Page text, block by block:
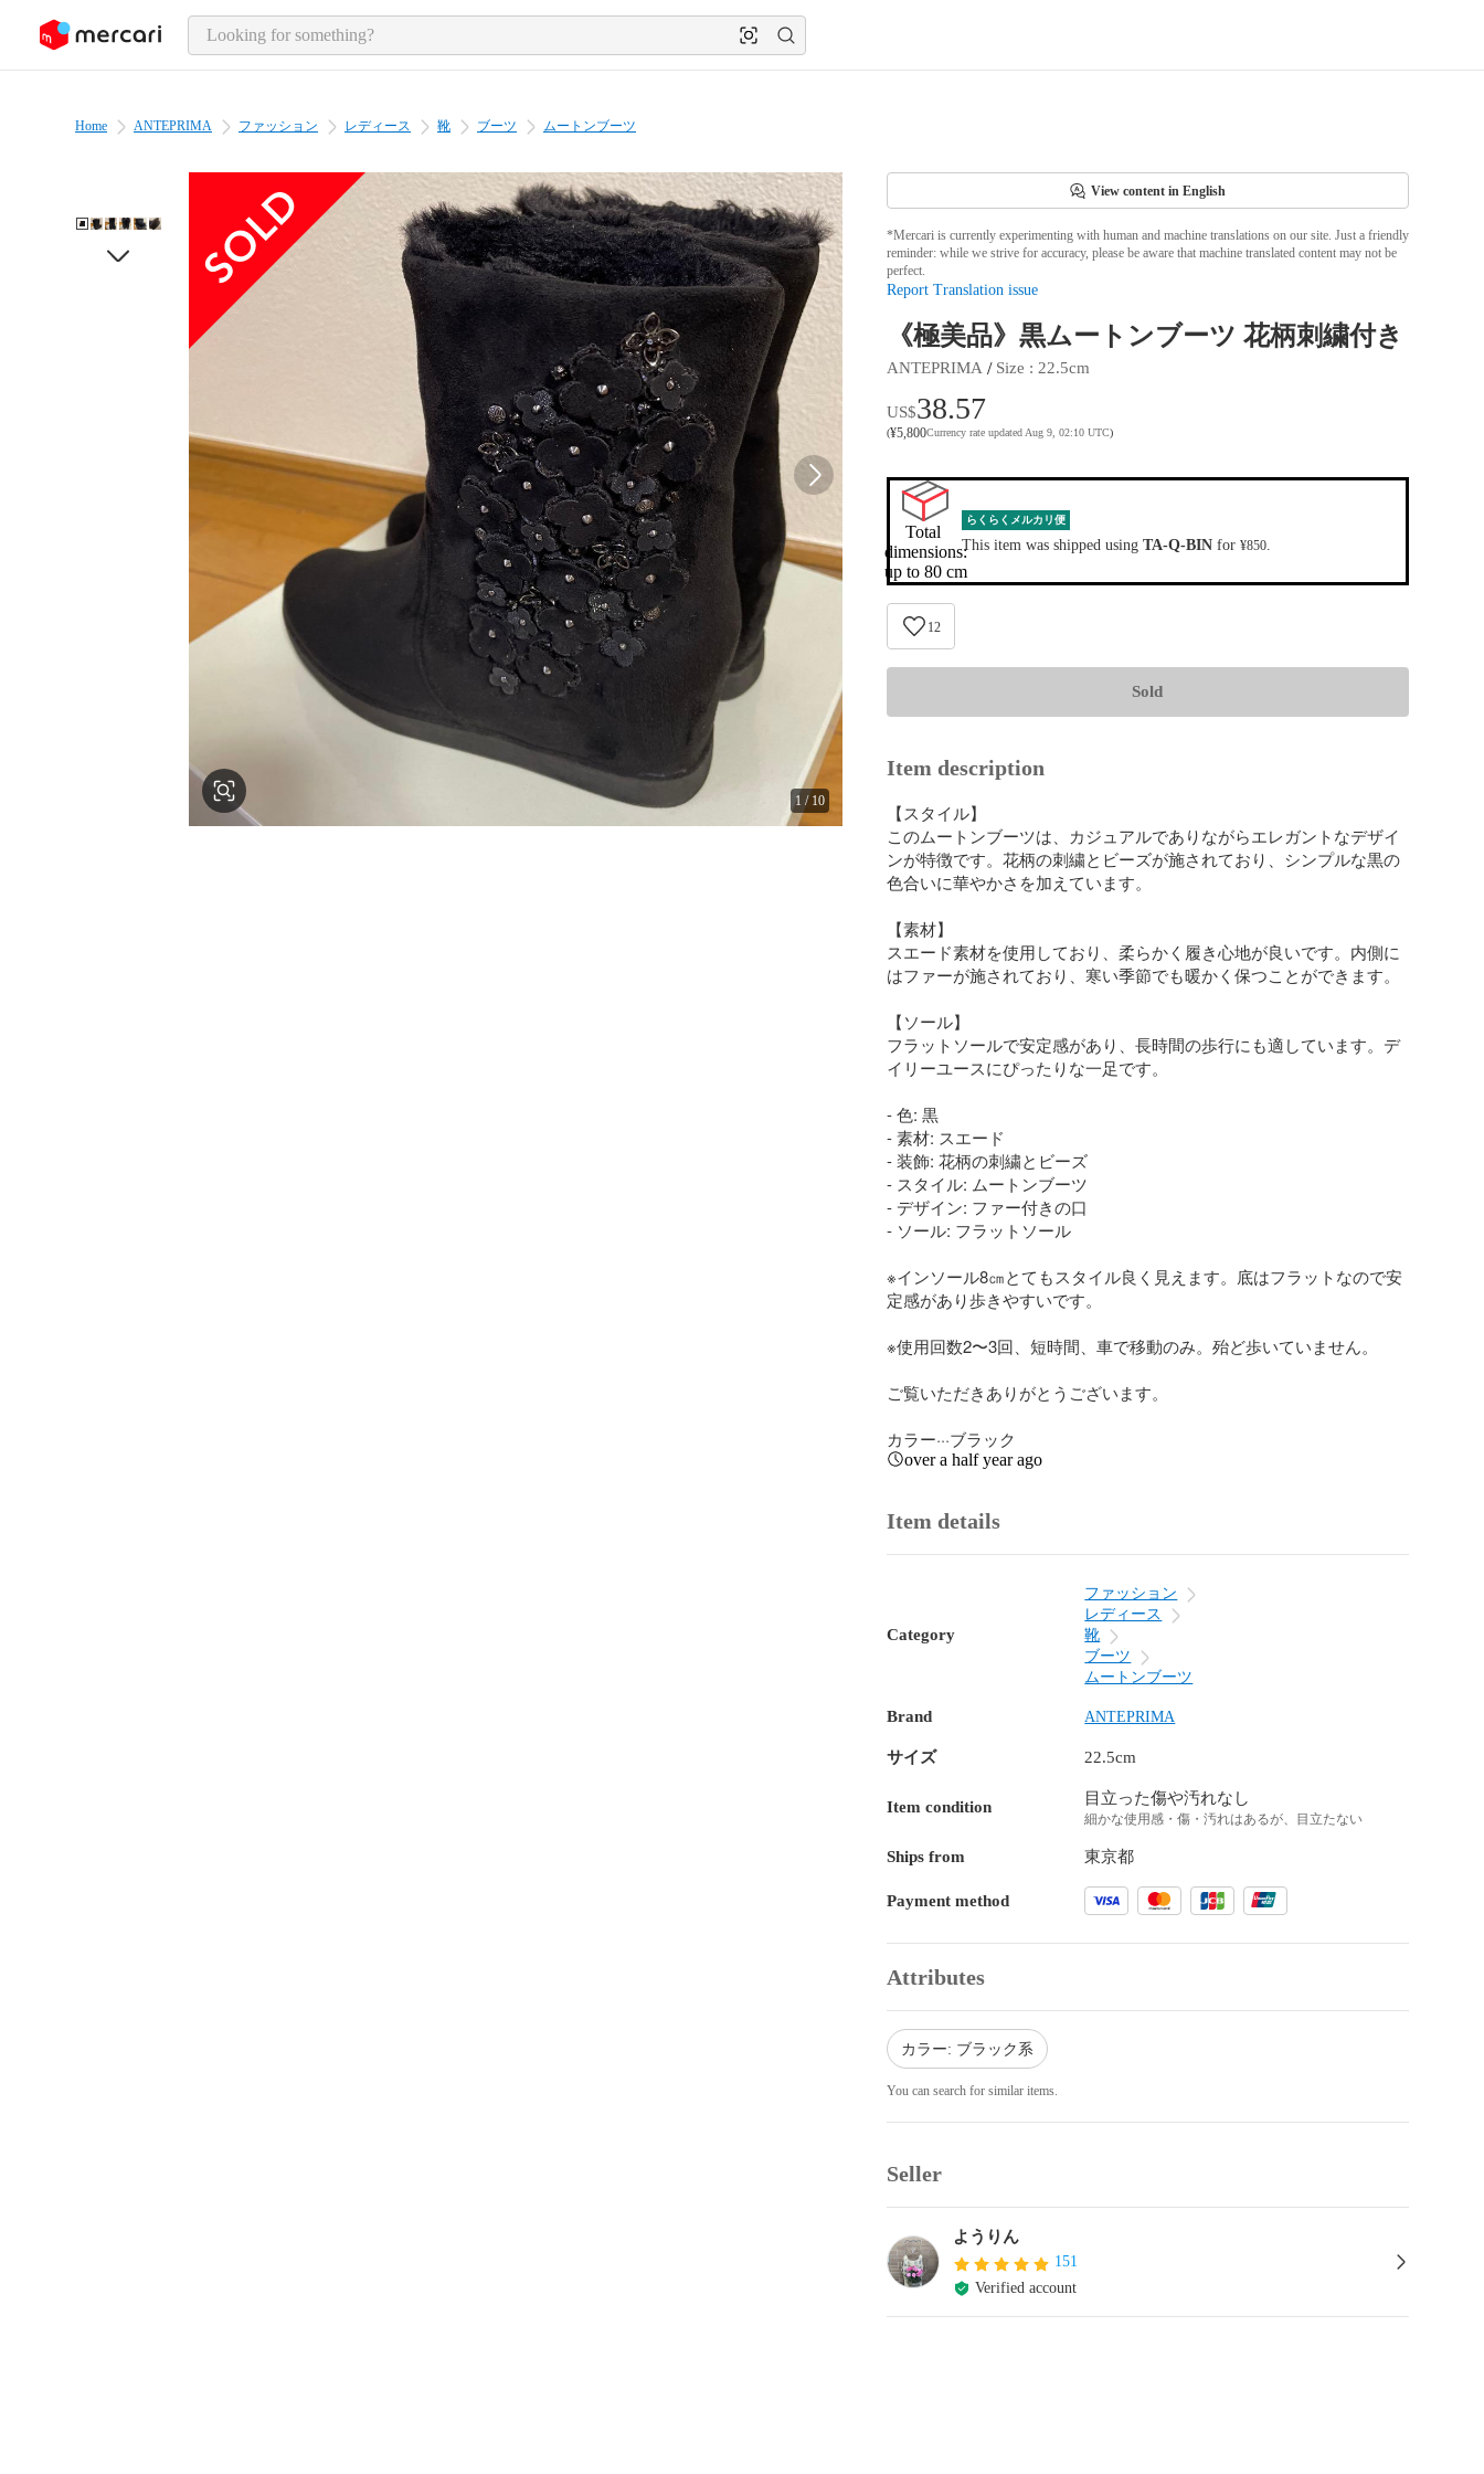
page content
Home ANTEPRIMA ファッション レディース 靴 ブーツ ムートンブーツ
1 / 10
View content in English
*Mercari is currently experimenting with human and machine translations on our site. Just a friendly
reminder: while we strive for accuracy, please be aware that machine translated content may not be
perfect.
Report Translation issue
《極美品》黒ムートンブーツ 花柄刺繍付き
ANTEPRIMA / Size : 22.5cm
US$38.57
(¥5,800Currency rate updated Aug 9, 02:10 UTC)
Total
dimensions:
up to 80 cm
らくらくメルカリ便
This item was shipped using TA-Q-BINfor ¥850.
12
Sold
Item description
【スタイル】
このムートンブーツは、カジュアルでありながらエレガントなデザイ
ンが特徴です。花柄の刺繍とビーズが施されており、シンプルな黒の
色合いに華やかさを加えています。
【素材】
スエード素材を使用しており、柔らかく履き心地が良いです。内側に
はファーが施されており、寒い季節でも暖かく保つことができます。
【ソール】
フラットソールで安定感があり、長時間の歩行にも適しています。デ
イリーユースにぴったりな一足です。
- 色: 黒
- 素材: スエード
- 装飾: 花柄の刺繍とビーズ
- スタイル: ムートンブーツ
- デザイン: ファー付きの口
- ソール: フラットソール
※インソール8㎝とてもスタイル良く見えます。底はフラットなので安
定感があり歩きやすいです。
※使用回数2〜3回、短時間、車で移動のみ。殆ど歩いていません。
ご覧いただきありがとうございます。
カラー···ブラック
over a half year ago
Item details
Category
ファッション
レディース
靴
ブーツ
ムートンブーツ
Brand ANTEPRIMA
サイズ 22.5cm
Item condition 目立った傷や汚れなし
細かな使用感・傷・汚れはあるが、目立たない
Ships from 東京都
Payment method
Attributes
カラー: ブラック系
You can search for similar items.
Seller
ようりん
151
Verified account